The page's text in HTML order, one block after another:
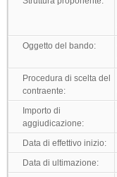
Oggetto del bando:
Procedura di scelta del
contraente:
Importo di
aggiudicazione:
Data di effettivo inizio:
Data di ultimazione: